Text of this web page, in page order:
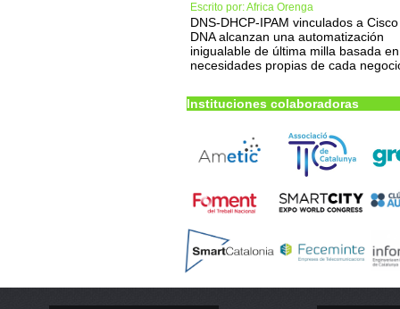
Escrito por: Africa Orenga
DNS-DHCP-IPAM vinculados a Cisco
DNA alcanzan una automatización
inigualable de última milla basada
necesidades propias de cada
Instituciones colaboradoras